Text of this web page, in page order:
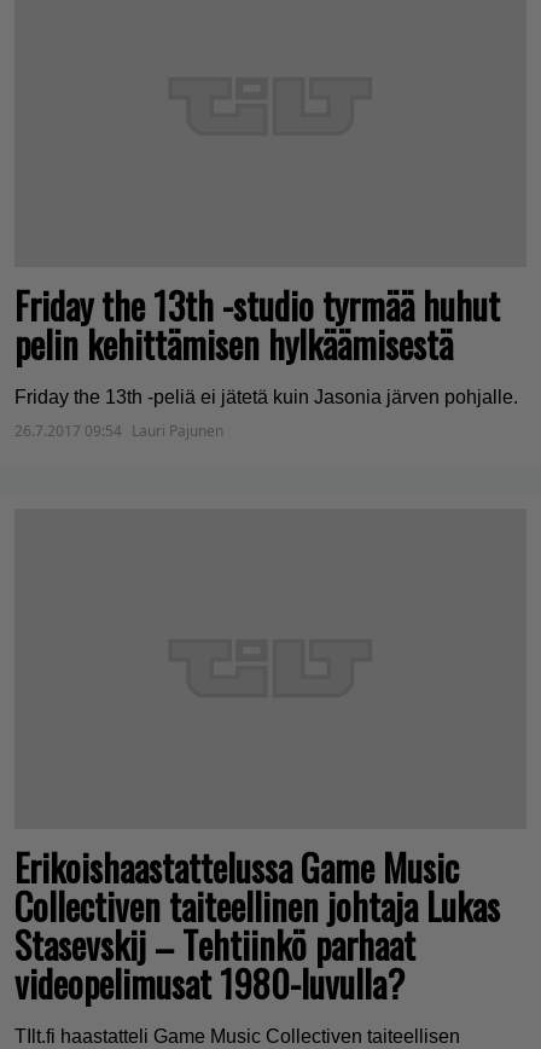
Friday the 13th -studio tyrmää huhut
pelin kehittämisen hylkäämisestä
Friday the 13th -peliä ei jätetä kuin Jasonia järven pohjalle.
26.7.2017 09:54 Lauri Pajunen
Erikoishaastattelussa Game Music
Collectiven taiteellinen johtaja Lukas
Stasevskij – Tehtiinkö parhaat
videopelimusat 1980-luvulla?
TIlt.fi haastatteli Game Music Collectiven taiteellisen